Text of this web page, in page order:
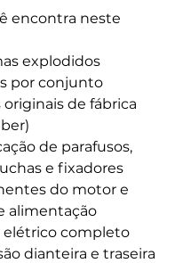
encontra neste
explodidos
por conjunto
de fábrica
de parafusos,
e fixadores
do motor e
alimentação
elétrico completo
dianteira e traseira